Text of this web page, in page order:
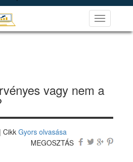
Toggle
navigation
vagy nem a
| Cikk Gyors olvasása
MEGOSZTÁS